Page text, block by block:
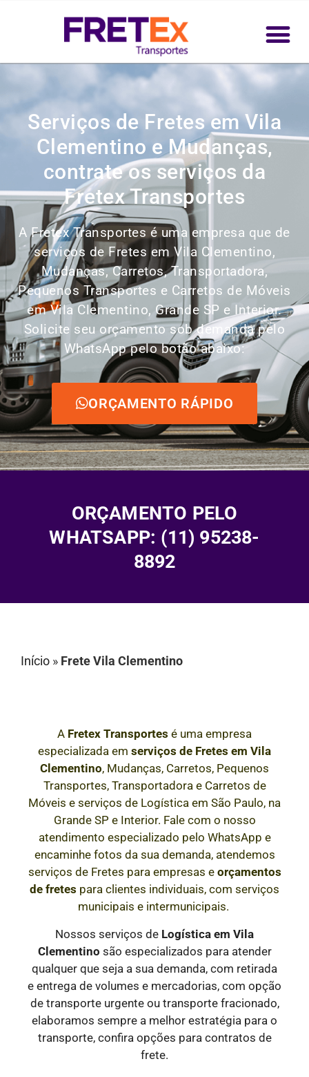
Serviços de Fretes em Vila
Clementino e Mudanças,
contrate os serviços da
Fretex Transportes
A Fretex Transportes é uma empresa que de
serviços de Fretes em Vila Clementino,
Mudanças, Carretos, Transportadora,
Pequenos Transportes e Carretos de Móveis
em Vila Clementino, Grande SP e Interior.
Solicite seu orçamento sob demanda pelo
WhatsApp pelo botão abaixo:
ORÇAMENTO RÁPIDO
ORÇAMENTO PELO
WHATSAPP: (11) 95238-
8892
Início » Frete Vila Clementino
A Fretex Transportes é uma empresa
especializada em serviços de Fretes em Vila
Clementino, Mudanças, Carretos, Pequenos
Transportes, Transportadora e Carretos de
Móveis e serviços de Logística em São Paulo, na
Grande SP e Interior. Fale com o nosso
atendimento especializado pelo WhatsApp e
encaminhe fotos da sua demanda, atendemos
serviços de Fretes para empresas e orçamentos
de fretes para clientes individuais, com serviços
municipais e intermunicipais.
Nossos serviços de Logística em Vila
Clementino são especializados para atender
qualquer que seja a sua demanda, com retirada
e entrega de volumes e mercadorias, com opção
de transporte urgente ou transporte fracionado,
elaboramos sempre a melhor estratégia para o
transporte, confira opções para contratos de
frete.